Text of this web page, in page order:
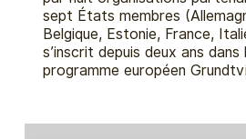
sept États membres
Belgique, Estonie, France,
s’inscrit depuis deux ans dans
programme européen